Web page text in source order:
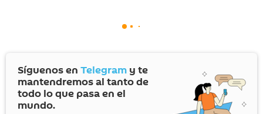
Síguenos en Telegram y te
mantendremos al tanto de
todo lo que pasa en el
mundo.